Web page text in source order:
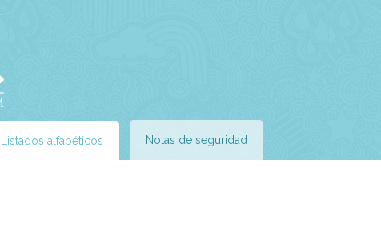
Listados alfabéticos Notas de seguridad